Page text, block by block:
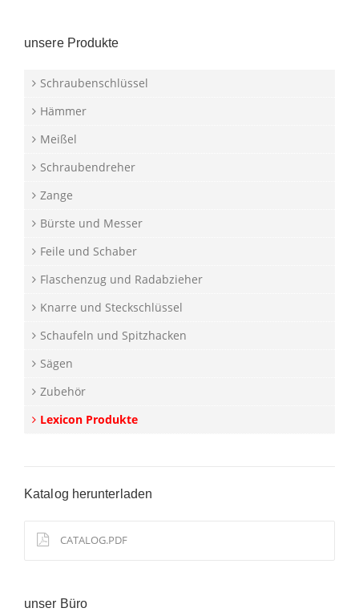
unsere Produkte
Schraubenschlüssel
Hämmer
Meißel
Schraubendreher
Zange
Bürste und Messer
Feile und Schaber
Flaschenzug und Radabzieher
Knarre und Steckschlüssel
Schaufeln und Spitzhacken
Sägen
Zubehör
Lexicon Produkte
Katalog herunterladen
CATALOG.PDF
unser Büro